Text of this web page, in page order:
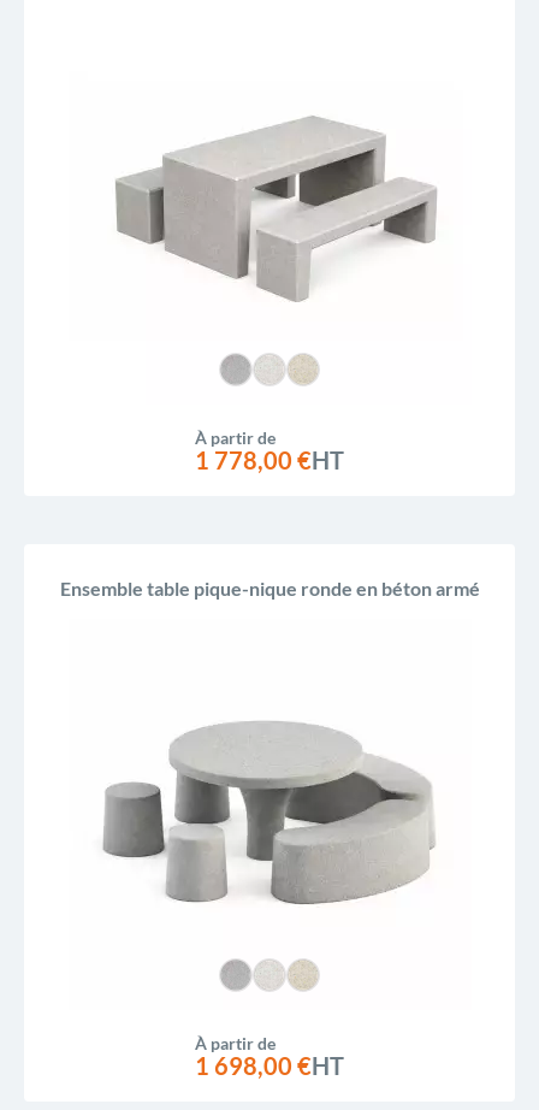
À partir de
1 778,00 €HT
Ensemble table pique-nique ronde en béton armé
À partir de
1 698,00 €HT